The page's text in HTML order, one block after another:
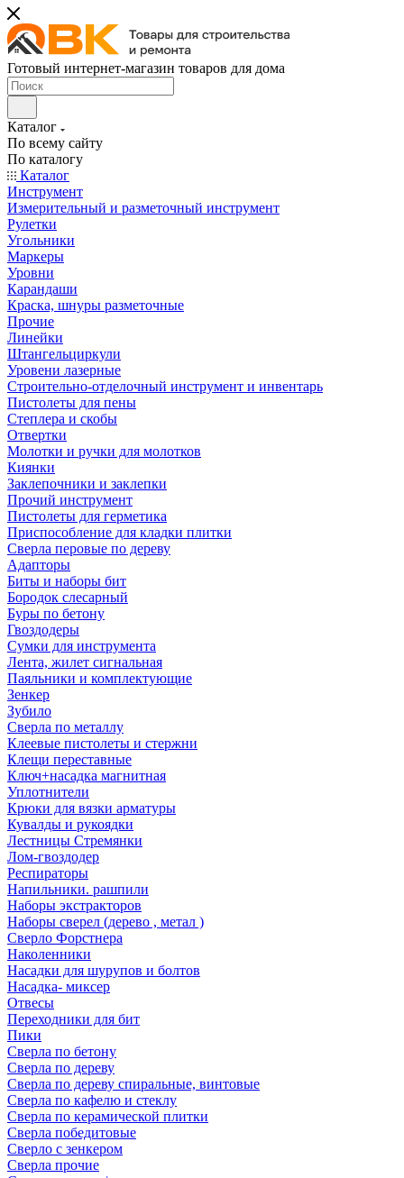
Готовый интернет-магазин товаров для дома
Каталог
По всему сайту
По каталогу
Каталог
Инструмент
Измерительный и разметочный инструмент
Рулетки
Угольники
Маркеры
Уровни
Карандаши
Краска, шнуры разметочные
Прочие
Линейки
Штангельциркули
Уровени лазерные
Строительно-отделочный инструмент и инвентарь
Пистолеты для пены
Степлера и скобы
Отвертки
Молотки и ручки для молотков
Киянки
Заклепочники и заклепки
Прочий инструмент
Пистолеты для герметика
Приспособление для кладки плитки
Сверла перовые по дереву
Адапторы
Биты и наборы бит
Бородок слесарный
Буры по бетону
Гвоздодеры
Сумки для инструмента
Лента, жилет сигнальная
Паяльники и комплектующие
Зенкер
Зубило
Сверла по металлу
Клеевые пистолеты и стержни
Клещи переставные
Ключ+насадка магнитная
Уплотнители
Крюки для вязки арматуры
Кувалды и рукоядки
Лестницы Стремянки
Лом-гвоздодер
Респираторы
Напильники. рашпили
Наборы экстракторов
Наборы сверел (дерево , метал )
Сверло Форстнера
Наколенники
Насадки для шурупов и болтов
Насадка- миксер
Отвесы
Переходники для бит
Пики
Сверла по бетону
Сверла по дереву
Сверла по дереву спиральные, винтовые
Сверла по кафелю и стеклу
Сверла по керамической плитки
Сверла победитовые
Сверло с зенкером
Сверла прочие